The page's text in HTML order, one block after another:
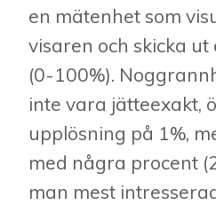
en mätenhet som
visaren och skicka
(0-100%).
inte vara jätteexakt,
upplösning på 1%,
med några procent
man mest